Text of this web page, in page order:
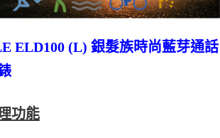
ELD100 (L) 銀髮族時尚藍芽通話
功能